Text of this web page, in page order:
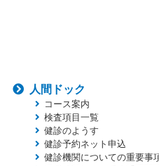
人間ドック
コース案内
検査項目一覧
健診のようす
健診予約ネット申込
健診機関についての重要事